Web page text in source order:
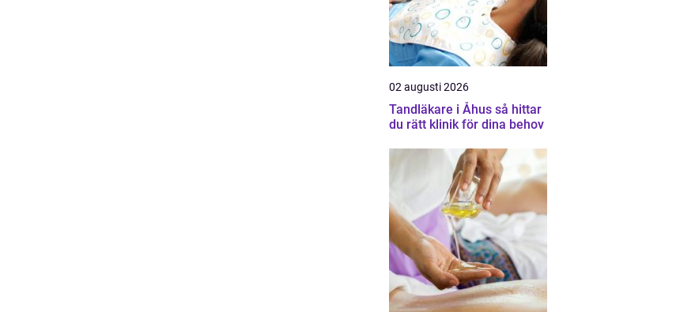
02 augusti 2026
Tandläkare i Åhus så hittar
du rätt klinik för dina behov